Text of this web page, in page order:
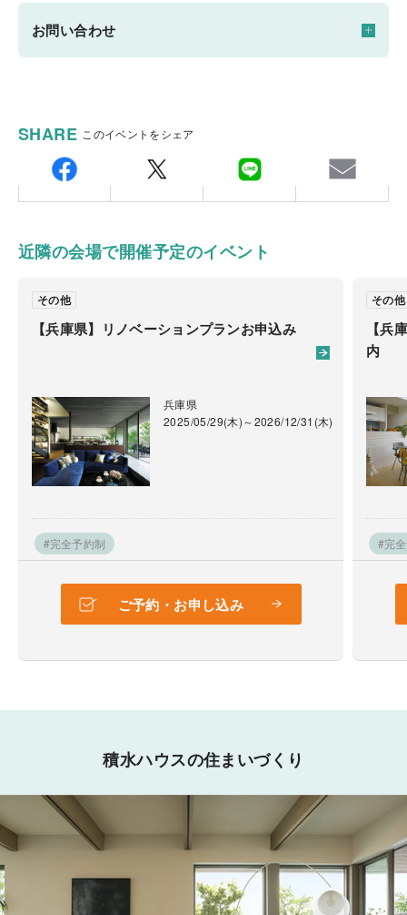
い。
開催日時
会場
兵庫県
ご注意
■完全予約制です。
ご予約・ご質問等ございましたらお問い合わせ下さ
お問い合わせ
〒650-0044
兵庫県神戸市中央区東川崎町1-3-3 神戸ハーバーラン
ドセンタービル11階
TEL.078-367-7088FAX.078-361-8777
※定休日に頂いたお問い合わせ・ご予約のお返事は翌
営業日以降のご案内になります。
SHARE このイベントをシェア
近隣の会場で開催予定のイベント
【兵庫県】リノベーションプランお申込み
その他
兵庫県
2025/05/29(木)～2026/12/31(木)
#完全予約制
ご予約・お申し込み
【兵
内
その他
#完
積水ハウスの住まいづくり